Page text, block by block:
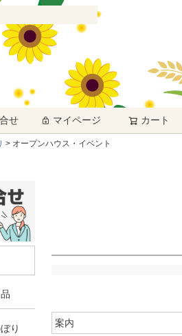
せ マイページ カート
オープンハウス・イベント
り
案内